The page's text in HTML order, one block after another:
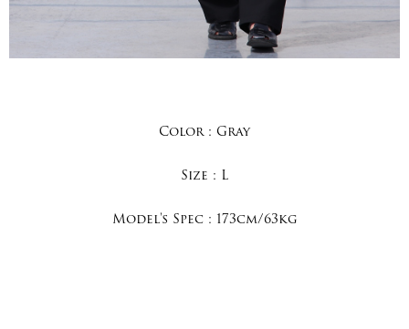
Color : Gray
Size : L
Model's Spec : 173cm/63kg